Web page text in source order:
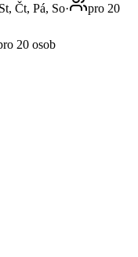
Čt, Pá, So·
pro 20
20 osob